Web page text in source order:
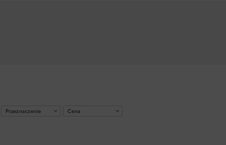
Cena
Przeznaczenie